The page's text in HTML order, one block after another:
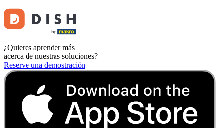
¿Quieres aprender más
acerca de nuestras soluciones?
Reserve una demostración